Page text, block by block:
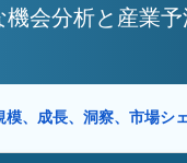
会分析と産業予
、成長、洞察、市場シ